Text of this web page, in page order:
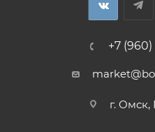
+7
г. Омск,